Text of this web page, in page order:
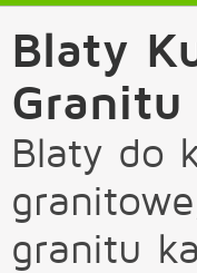
Blaty
Granitu
Blaty do
granitu